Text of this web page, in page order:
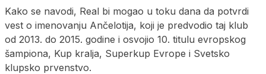
Kako se navodi, Real bi mogao u toku dana da potvrdi
vest o imenovanju Ančelotija, koji je predvodio taj klub
od 2013. do 2015. godine i osvojio 10. titulu evropskog
šampiona, Kup kralja, Superkup Evrope i Svetsko
klupsko prvenstvo.